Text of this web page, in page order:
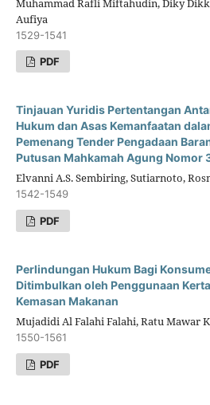
Aufiya
1529-1541
PDF
Tinjauan Yuridis Pertentangan
Hukum dan Asas Kemanfaatan
Pemenang Tender Pengadaan
Putusan Mahkamah Agung Nomor
Elvanni A.S. Sembiring, Sutiarnoto,
1542-1549
PDF
Perlindungan Hukum Bagi
Ditimbulkan oleh Penggunaan
Kemasan Makanan
Mujadidi Al Falahi Falahi, Ratu Mawar
1550-1561
PDF